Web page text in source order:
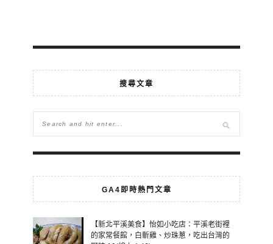
搜尋文章
GA4即時熱門文章
【新北平溪美食】怡如小吃店：平溪老街裡
的家常餐館，白斬雞、炒珠蔥，吃出台灣的